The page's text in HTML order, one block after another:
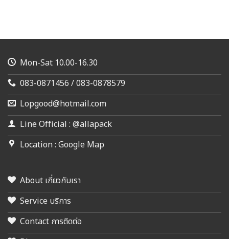
Mon-Sat 10.00-16.30
083-0871456 / 083-0878579
Lopgood@hotmail.com
Line Official : @allapack
Location : Google Map
About เกี่ยวกับเรา
Service บริการ
Contact การติดต่อ